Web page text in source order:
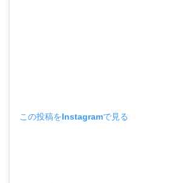
この投稿をInstagramで見る